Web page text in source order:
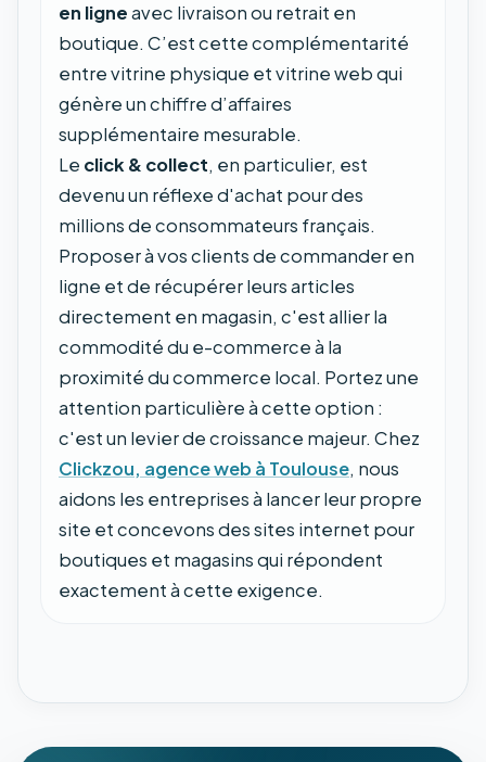
en ligneavec livraison ou retrait en
boutique. C’est cette complémentarité
entre vitrine physique et vitrine web qui
génère un chiffre d’affaires
supplémentaire mesurable.
Le click & collect, en particulier, est
devenu un réflexe d'achat pour des
millions de consommateurs français.
Proposer à vos clients de commander en
ligne et de récupérer leurs articles
directement en magasin, c'est allier la
commodité du e-commerce à la
proximité du commerce local. Portez une
attention particulière à cette option :
c'est un levier de croissance majeur. Chez
Clickzou, agence web à Toulouse, nous
aidons les entreprises à lancer leur propre
site et concevons des sites internet pour
boutiques et magasins qui répondent
exactement à cette exigence.